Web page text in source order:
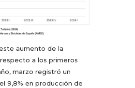
aumento de la
a los primeros
marzo registró un
9,8% en producción de